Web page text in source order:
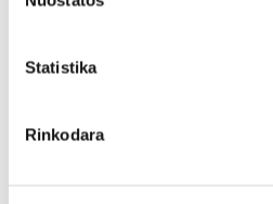
Statistika
Rinkodara